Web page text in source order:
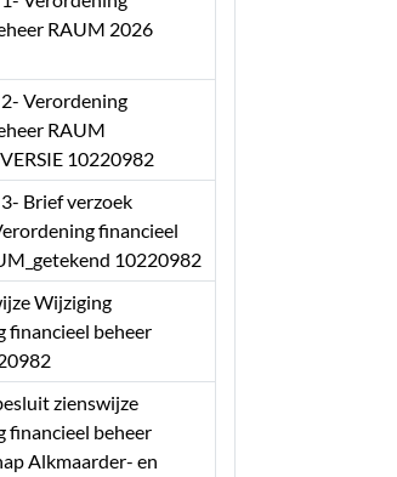
RAUM 2026
Verordening
RAUM
10220982
Brief verzoek
financieel
10220982
Wijziging
financieel beheer
zienswijze
financieel beheer
Alkmaarder- en